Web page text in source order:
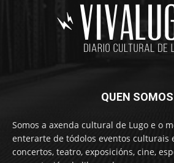
QUEN SOMOS
Somos a axenda cultural de Lugo e o
enterarte de tódolos eventos culturais
concertos, teatro, exposicións, cine,